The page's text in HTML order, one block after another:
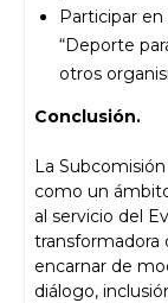
Participar en
“Deporte
otros
Conclusión.
La
como un
al servicio del
transformadora
encarnar de
diálogo,